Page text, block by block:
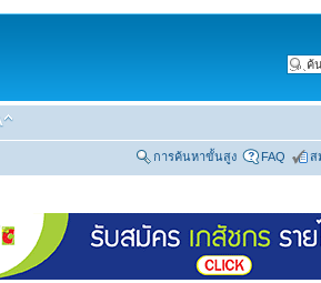
การค้นหาขั้นสูง FAQ ส